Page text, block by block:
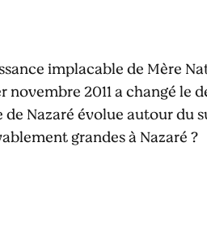
implacable de Mère
novembre 2011 a changé le
Nazaré évolue autour du
grandes à Nazaré ?